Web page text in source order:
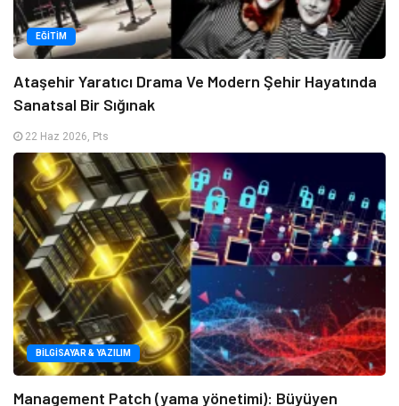
EĞITIM
Ataşehir Yaratıcı Drama Ve Modern Şehir Hayatında
Sanatsal Bir Sığınak
22 Haz 2026, Pts
BILGISAYAR & YAZILIM
Management Patch (yama yönetimi): Büyüyen